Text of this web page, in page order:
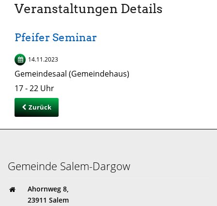
Veranstaltungen Details
Pfeifer Seminar
14.11.2023
Gemeindesaal (Gemeindehaus)
17 - 22 Uhr
Zurück
Gemeinde Salem-Dargow
Ahornweg 8,
23911 Salem